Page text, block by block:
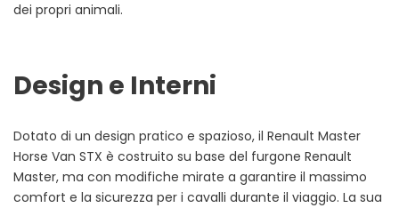
dei propri animali.
Design e Interni
Dotato di un design pratico e spazioso, il Renault Master
Horse Van STX è costruito su base del furgone Renault
Master, ma con modifiche mirate a garantire il massimo
comfort e la sicurezza per i cavalli durante il viaggio. La sua